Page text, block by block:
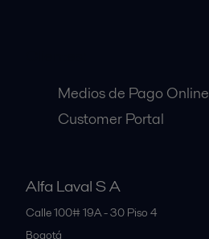
Medios de Pago Online
Customer Portal
Alfa Laval S A
Calle 100# 19A - 30 Piso 4
Bogotá